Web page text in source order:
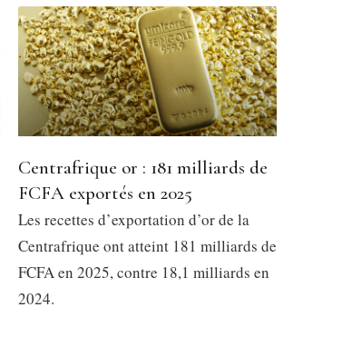
Centrafrique or : 181 milliards de
FCFA exportés en 2025
Les recettes d’exportation d’or de la
Centrafrique ont atteint 181 milliards de
FCFA en 2025, contre 18,1 milliards en
2024.